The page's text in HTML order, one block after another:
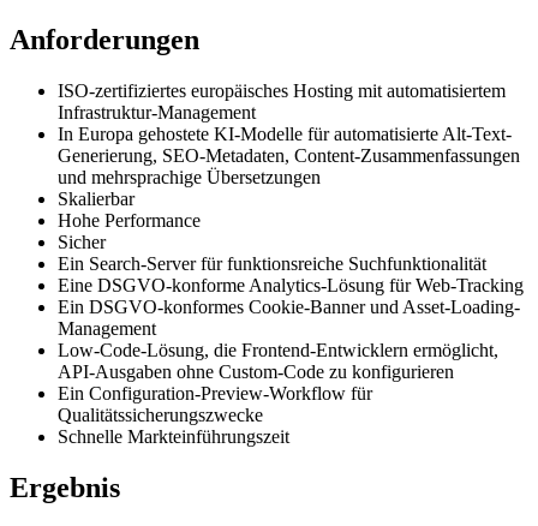
Anforderungen
ISO-zertifiziertes europäisches Hosting mit automatisiertem
Infrastruktur-Management
In Europa gehostete KI-Modelle für automatisierte Alt-Text-
Generierung, SEO-Metadaten, Content-Zusammenfassungen
und mehrsprachige Übersetzungen
Skalierbar
Hohe Performance
Sicher
Ein Search-Server für funktionsreiche Suchfunktionalität
Eine DSGVO-konforme Analytics-Lösung für Web-Tracking
Ein DSGVO-konformes Cookie-Banner und Asset-Loading-
Management
Low-Code-Lösung, die Frontend-Entwicklern ermöglicht,
API-Ausgaben ohne Custom-Code zu konfigurieren
Ein Configuration-Preview-Workflow für
Qualitätssicherungszwecke
Schnelle Markteinführungszeit
Ergebnis